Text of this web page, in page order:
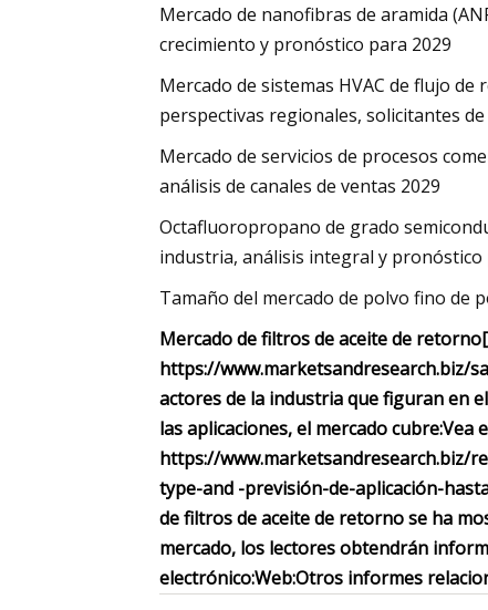
Mercado de nanofibras de aramida
crecimiento y pronóstico para 2029
Mercado de sistemas HVAC de flujo
perspectivas regionales, solicitantes
Mercado de servicios de procesos
análisis de canales de ventas 2029
Octafluoropropano de grado
industria, análisis integral y pronóstico
Tamaño del mercado de polvo fino de
Mercado de filtros de aceite de retorno
https://www.marketsandresearch.biz/
actores de la industria que figuran en
las aplicaciones, el mercado cubre:Vea
https://
type-and -previsión-de-aplicación-
de filtros de aceite de retorno se ha
mercado, los lectores obtendrán
electrónico:Web:Otros informes